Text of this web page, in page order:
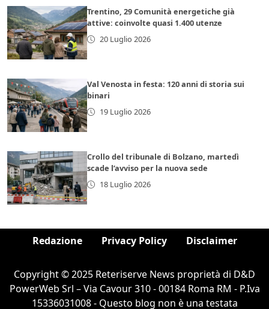
Trentino, 29 Comunità energetiche già
attive: coinvolte quasi 1.400 utenze
20 Luglio 2026
Val Venosta in festa: 120 anni di storia sui
binari
19 Luglio 2026
Crollo del tribunale di Bolzano, martedì
scade l’avviso per la nuova sede
18 Luglio 2026
Redazione Privacy Policy Disclaimer
Copyright © 2025 Reteriserve News proprietà di D&D
PowerWeb Srl – Via Cavour 310 - 00184 Roma RM - P.Iva
15336031008 - Questo blog non è una testata